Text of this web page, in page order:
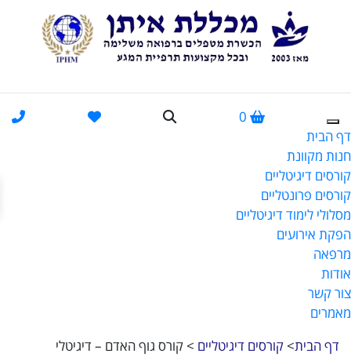
0
דף הבית
חנות מקוונת
קורסים דיגיטליים
קורסים פרונטליים
מסלולי לימוד דיגיטליים
הפקת אירועים
מרפאה
אודות
צור קשר
מאמרים
דף הבית> קורסים דיגיטליים > קורס גוף האדם – דיגיטלי